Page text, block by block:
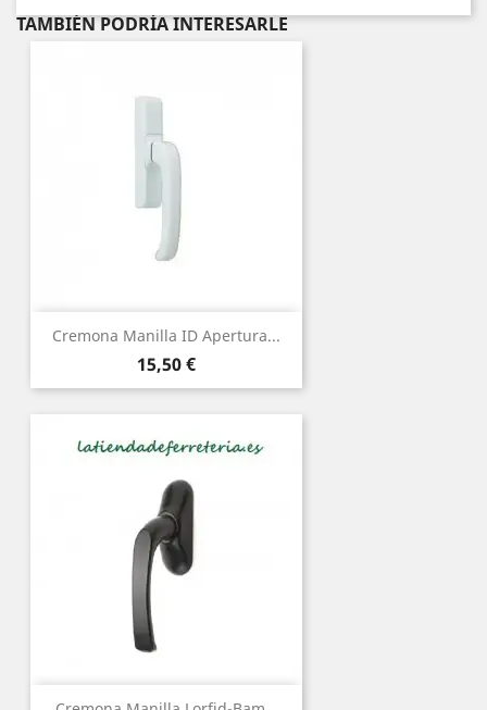
TAMBIÉN PODRÍA INTERESARLE
Cremona Manilla ID Apertura...
Precio
15,50 €